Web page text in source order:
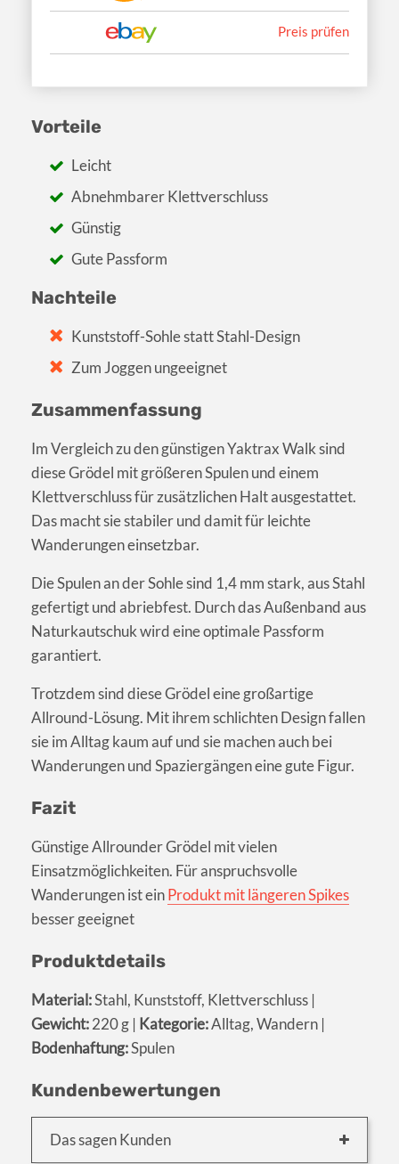
Preis prüfen
Vorteile
Leicht
Abnehmbarer Klettverschluss
Günstig
Gute Passform
Nachteile
Kunststoff-Sohle statt Stahl-Design
Zum Joggen ungeeignet
Zusammenfassung
Im Vergleich zu den günstigen Yaktrax Walk sind
diese Grödel mit größeren Spulen und einem
Klettverschluss für zusätzlichen Halt ausgestattet.
Das macht sie stabiler und damit für leichte
Wanderungen einsetzbar.
Die Spulen an der Sohle sind 1,4 mm stark, aus Stahl
gefertigt und abriebfest. Durch das Außenband aus
Naturkautschuk wird eine optimale Passform
garantiert.
Trotzdem sind diese Grödel eine großartige
Allround-Lösung. Mit ihrem schlichten Design fallen
sie im Alltag kaum auf und sie machen auch bei
Wanderungen und Spaziergängen eine gute Figur.
Fazit
Günstige Allrounder Grödel mit vielen
Einsatzmöglichkeiten. Für anspruchsvolle
Wanderungen ist einProdukt mit längeren Spikes
besser geeignet
Produktdetails
Material:Stahl, Kunststoff, Klettverschluss |
Gewicht:220 g | Kategorie:Alltag, Wandern |
Bodenhaftung:Spulen
Kundenbewertungen
Das sagen Kunden